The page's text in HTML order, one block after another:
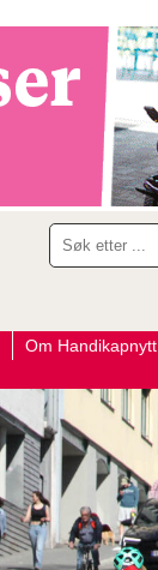
Om Handikapnytt